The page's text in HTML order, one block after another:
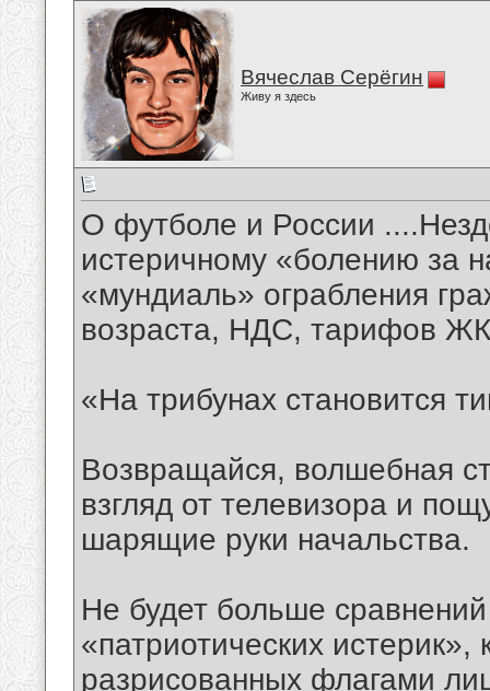
Вячеслав Серёгин
Живу я здесь
О футболе и России
истеричному «болению за
«мундиаль» ограбления
возраста, НДС, тарифов
«На трибунах становится
Возвращайся, волшебная
взгляд от телевизора и
шарящие руки начальства.
Не будет больше
«патриотических истерик»,
разрисованных флагами